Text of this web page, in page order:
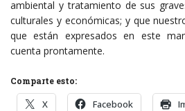
ambiental y tratamiento de sus
culturales y económicas; y que
que están expresados en este
cuenta prontamente.
Comparte esto:
X Facebook